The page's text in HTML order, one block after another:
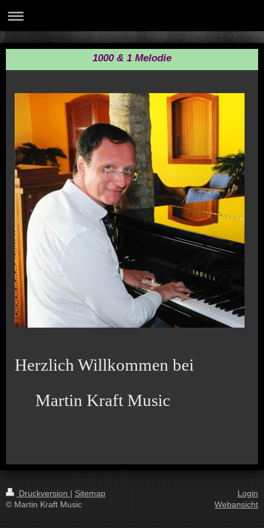
1000 & 1 Melodie
Herzlich Willkommen bei
Martin Kraft Music
Druckversion| Sitemap
© Martin Kraft Music
Login
Webansicht